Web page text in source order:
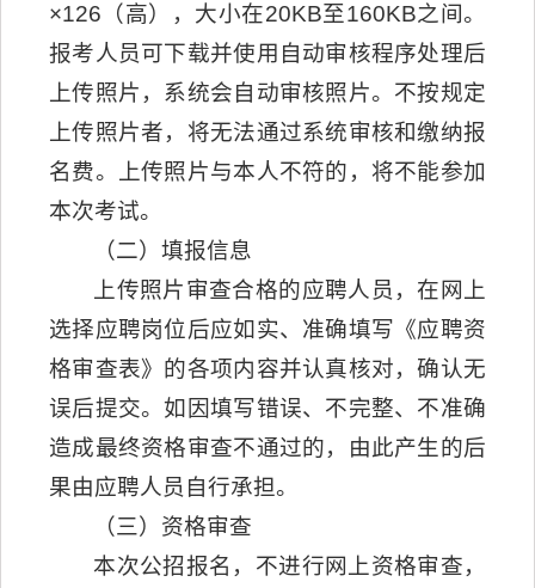
×126（高），大小在20KB至160KB之间。
报考人员可下载并使用自动审核程序处理后
上传照片，系统会自动审核照片。不按规定
上传照片者，将无法通过系统审核和缴纳报
名费。上传照片与本人不符的，将不能参加
本次考试。
（二）填报信息
上传照片审查合格的应聘人员，在网上
选择应聘岗位后应如实、准确填写《应聘资
格审查表》的各项内容并认真核对，确认无
误后提交。如因填写错误、不完整、不准确
造成最终资格审查不通过的，由此产生的后
果由应聘人员自行承担。
（三）资格审查
本次公招报名，不进行网上资格审查，